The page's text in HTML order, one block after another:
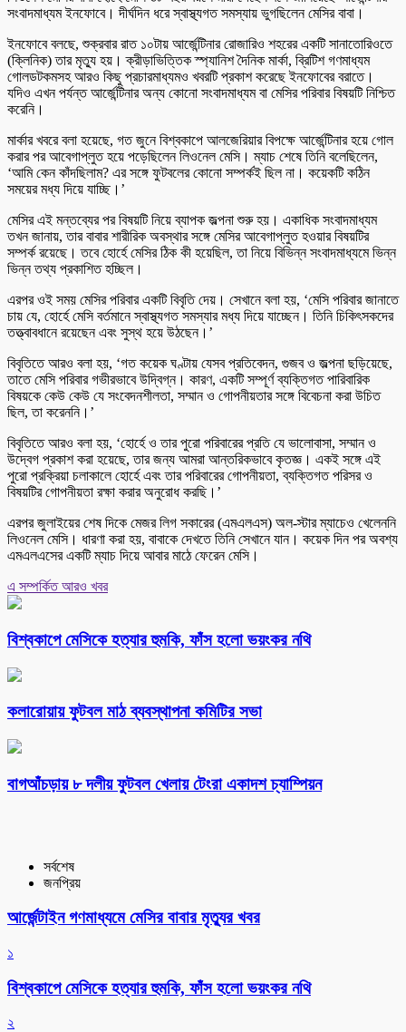
সংবাদমাধ্যম ইনফোবে। দীর্ঘদিন ধরে স্বাস্থ্যগত সমস্যায় ভুগছিলেন মেসির বাবা।
ইনফোবে বলছে, শুক্রবার রাত ১০টায় আর্জেন্টিনার রোজারিও শহরের একটি সানাতোরিওতে
(ক্লিনিক) তার মৃত্যু হয়। ক্রীড়াভিত্তিক স্প্যানিশ দৈনিক মার্কা, ব্রিটিশ গণমাধ্যম
গোলডটকমসহ আরও কিছু প্রচারমাধ্যমও খবরটি প্রকাশ করেছে ইনফোবের বরাতে।
যদিও এখন পর্যন্ত আর্জেন্টিনার অন্য কোনো সংবাদমাধ্যম বা মেসির পরিবার বিষয়টি নিশ্চিত
করেনি।
মার্কার খবরে বলা হয়েছে, গত জুনে বিশ্বকাপে আলজেরিয়ার বিপক্ষে আর্জেন্টিনার হয়ে গোল
করার পর আবেগাপ্লুত হয়ে পড়েছিলেন লিওনেল মেসি। ম্যাচ শেষে তিনি বলেছিলেন,
‘আমি কেন কাঁদছিলাম? এর সঙ্গে ফুটবলের কোনো সম্পর্কই ছিল না। কয়েকটি কঠিন
সময়ের মধ্য দিয়ে যাচ্ছি।’
মেসির এই মন্তব্যের পর বিষয়টি নিয়ে ব্যাপক জল্পনা শুরু হয়। একাধিক সংবাদমাধ্যম
তখন জানায়, তার বাবার শারীরিক অবস্থার সঙ্গে মেসির আবেগাপ্লুত হওয়ার বিষয়টির
সম্পর্ক রয়েছে। তবে হোর্হে মেসির ঠিক কী হয়েছিল, তা নিয়ে বিভিন্ন সংবাদমাধ্যমে ভিন্ন
ভিন্ন তথ্য প্রকাশিত হচ্ছিল।
এরপর ওই সময় মেসির পরিবার একটি বিবৃতি দেয়। সেখানে বলা হয়, ‘মেসি পরিবার জানাতে
চায় যে, হোর্হে মেসি বর্তমানে স্বাস্থ্যগত সমস্যার মধ্য দিয়ে যাচ্ছেন। তিনি চিকিৎসকদের
তত্ত্বাবধানে রয়েছেন এবং সুস্থ হয়ে উঠছেন।’
বিবৃতিতে আরও বলা হয়, ‘গত কয়েক ঘণ্টায় যেসব প্রতিবেদন, গুজব ও জল্পনা ছড়িয়েছে,
তাতে মেসি পরিবার গভীরভাবে উদ্বিগ্ন। কারণ, একটি সম্পূর্ণ ব্যক্তিগত পারিবারিক
বিষয়কে কেউ কেউ যে সংবেদনশীলতা, সম্মান ও গোপনীয়তার সঙ্গে বিবেচনা করা উচিত
ছিল, তা করেননি।’
বিবৃতিতে আরও বলা হয়, ‘হোর্হে ও তার পুরো পরিবারের প্রতি যে ভালোবাসা, সম্মান ও
উদ্বেগ প্রকাশ করা হয়েছে, তার জন্য আমরা আন্তরিকভাবে কৃতজ্ঞ। একই সঙ্গে এই
পুরো প্রক্রিয়া চলাকালে হোর্হে এবং তার পরিবারের গোপনীয়তা, ব্যক্তিগত পরিসর ও
বিষয়টির গোপনীয়তা রক্ষা করার অনুরোধ করছি।’
এরপর জুলাইয়ের শেষ দিকে মেজর লিগ সকারের (এমএলএস) অল-স্টার ম্যাচেও খেলেননি
লিওনেল মেসি। ধারণা করা হয়, বাবাকে দেখতে তিনি সেখানে যান। কয়েক দিন পর অবশ্য
এমএলএসের একটি ম্যাচ দিয়ে আবার মাঠে ফেরেন মেসি।
এ সম্পর্কিত আরও খবর
বিশ্বকাপে মেসিকে হত্যার হুমকি, ফাঁস হলো ভয়ংকর নথি
কলারোয়ায় ফুটবল মাঠ ব্যবস্থাপনা কমিটির সভা
বাগআঁচড়ায় ৮ দলীয় ফুটবল খেলায় টেংরা একাদশ চ্যাম্পিয়ন
সর্বশেষ
জনপ্রিয়
আর্জেন্টাইন গণমাধ্যমে মেসির বাবার মৃত্যুর খবর
১
বিশ্বকাপে মেসিকে হত্যার হুমকি, ফাঁস হলো ভয়ংকর নথি
২